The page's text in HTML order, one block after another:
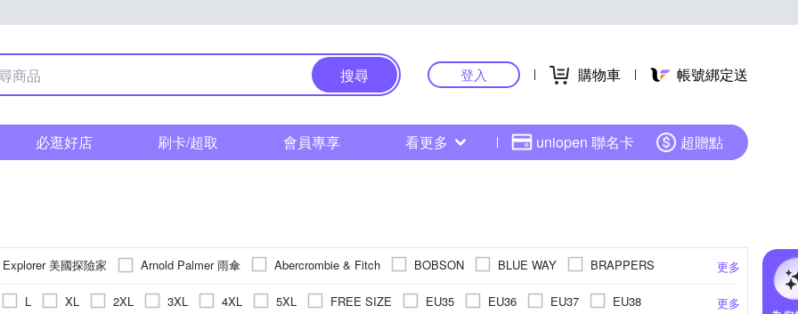
搜尋 登入 購物車 帳號綁定送
必逛好店 刷卡/超取 會員專享 看更多 uniopen 聯名卡 超贈點
更多
美國探險家 Arnold Palmer 雨傘 Abercrombie & Fitch BOBSON BLUE WAY
BRAPPERS
Champion Carhartt EDWIN ELLE ACTIVE GIORDANO 佐丹奴 GAP
Hollister
更多
L XL 2XL 3XL 4XL 5XL FREE SIZE EU35 EU36 EU37
EU38